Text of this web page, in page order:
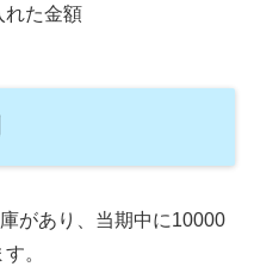
れた金額
があり、当期中に10000
。